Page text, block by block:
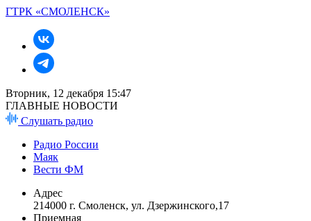
ГТРК «СМОЛЕНСК»
Вторник, 12 декабря 15:47
ГЛАВНЫЕ НОВОСТИ
Слушать радио
Радио России
Маяк
Вести ФМ
Адрес
214000 г. Смоленск, ул. Дзержинского,17
Приемная